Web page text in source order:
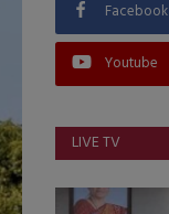
Facebook
Youtube
LIVE TV